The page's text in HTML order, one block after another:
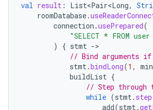
val result : List<Pair<Long,
roomDatabase.
connection .usePrepared(
"SELECT * FROM
)
{ stmt -
// Bind arguments if
stmt.bindLong(1 ,
buildList {
// Step through
while (stmt. step
add(stmt.